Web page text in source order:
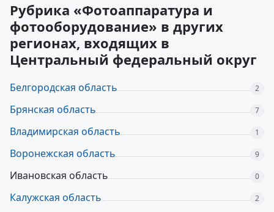
Рубрика «Фотоаппаратура и
фотооборудование» в других
регионах, входящих в
Центральный федеральный округ
Белгородская область 2
Брянская область 7
Владимирская область 1
Воронежская область 9
Ивановская область 0
Калужская область 2